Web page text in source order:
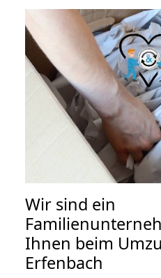
Wir sind ein
Ihnen beim
Erfenbach